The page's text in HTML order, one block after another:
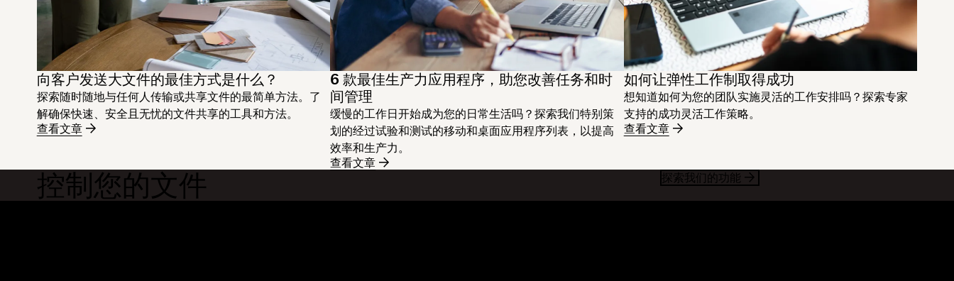
向客户发送大文件的最佳方式是什么？
探索随时随地与任何人传输或共享文件的最简单方法。了
解确保快速、安全且无忧的文件共享的工具和方法。
查看文章
6 款最佳生产力应用程序，助您改善任务和时
间管理
缓慢的工作日开始成为您的日常生活吗？探索我们特别策
划的经过试验和测试的移动和桌面应用程序列表，以提高
效率和生产力。
查看文章
如何让弹性工作制取得成功
想知道如何为您的团队实施灵活的工作安排吗？探索专家
支持的成功灵活工作策略。
查看文章
控制您的文件 探索我们的功能